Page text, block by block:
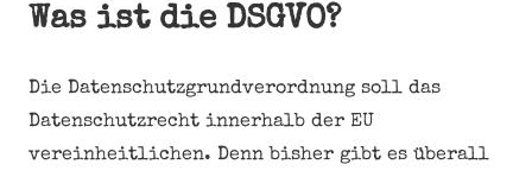
Was ist die DSGVO?
Die Datenschutzgrundverordnung soll das
Datenschutzrecht innerhalb der EU
vereinheitlichen. Denn bisher gibt es überall